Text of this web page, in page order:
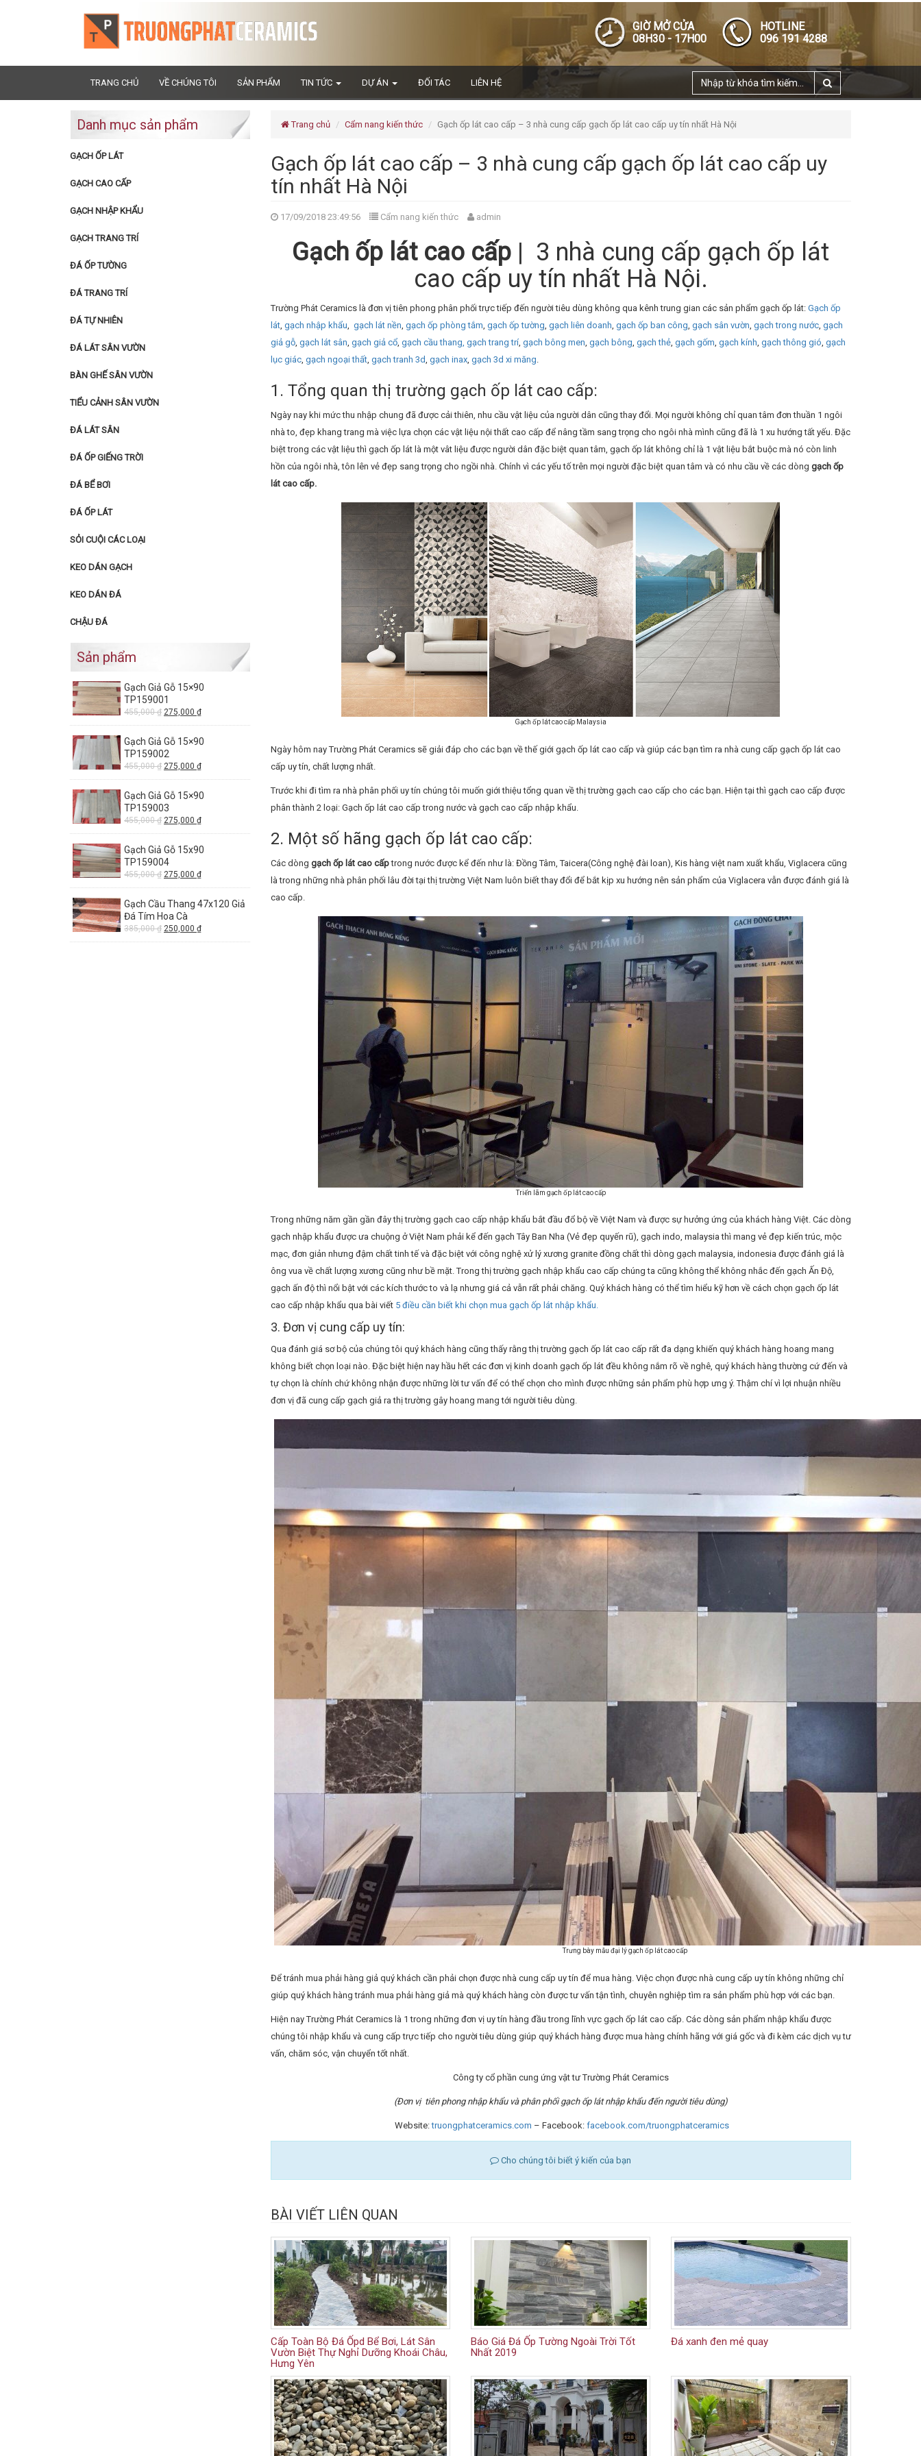
GIỜ MỞ CỬA
08H30 - 17H00
HOTLINE
096 191 4288
TRANG CHỦ VỀ CHÚNG TÔI SẢN PHẨM TIN TỨC DỰ ÁN ĐỐI TÁC LIÊN HỆ
Trang chủ Cẩm nang kiến thức Gạch ốp lát cao cấp – 3 nhà cung cấp gạch ốp lát cao cấp uy tín nhất Hà Nội
Gạch ốp lát cao cấp – 3 nhà cung cấp gạch ốp lát cao cấp uy
tín nhất Hà Nội
17/09/2018 23:49:56 Cẩm nang kiến thức admin
Gạch ốp lát cao cấp | 3 nhà cung cấp gạch ốp lát
cao cấp uy tín nhất Hà Nội.
Trường Phát Ceramics là đơn vị tiên phong phân phối trực tiếp đến người tiêu dùng không qua kênh trung gian các sản phẩm gạch ốp lát: Gạch ốp
lát, gạch nhập khẩu, gạch lát nền, gạch ốp phòng tắm, gạch ốp tường, gạch liên doanh, gạch ốp ban công, gạch sân vườn, gạch trong nước, gạch
giả gỗ, gạch lát sân, gạch giả cổ, gạch cầu thang, gạch trang trí, gạch bông men, gạch bông, gạch thẻ, gạch gốm, gạch kính, gạch thông gió, gạch
lục giác, gạch ngoại thất, gạch tranh 3d, gạch inax, gạch 3d xi măng.
1. Tổng quan thị trường gạch ốp lát cao cấp:
Ngày nay khi mức thu nhập chung đã được cải thiên, nhu cầu vật liệu của người dân cũng thay đổi. Mọi người không chỉ quan tâm đơn thuần 1 ngôi
nhà to, đẹp khang trang mà việc lựa chọn các vật liệu nội thất cao cấp để nâng tầm sang trọng cho ngôi nhà mình cũng đã là 1 xu hướng tất yếu. Đặc
biệt trong các vật liệu thì gạch ốp lát là một vât liệu được người dân đặc biệt quan tâm, gạch ốp lát không chỉ là 1 vật liệu bắt buộc mà nó còn linh
hồn của ngôi nhà, tôn lên vẻ đẹp sang trọng cho ngồi nhà. Chính vì các yếu tố trên mọi người đặc biệt quan tâm và có nhu cầu về các dòng gạch ốp
lát cao cấp.
Gạch ốp lát cao cấp Malaysia
Ngày hôm nay Trường Phát Ceramics sẽ giải đáp cho các bạn về thế giới gạch ốp lát cao cấp và giúp các bạn tìm ra nhà cung cấp gạch ốp lát cao
cấp uy tín, chất lượng nhất.
Trước khi đi tìm ra nhà phân phối uy tín chúng tôi muốn giới thiệu tổng quan về thị trường gạch cao cấp cho các bạn. Hiện tại thì gạch cao cấp được
phân thành 2 loại: Gạch ốp lát cao cấp trong nước và gạch cao cấp nhập khẩu.
2. Một số hãng gạch ốp lát cao cấp:
Các dòng gạch ốp lát cao cấptrong nước được kể đến như là: Đồng Tâm, Taicera(Công nghệ đài loan), Kis hàng việt nam xuất khẩu, Viglacera cũng
là trong những nhà phân phối lâu đời tại thị trường Việt Nam luôn biết thay đổi để bắt kịp xu hướng nên sản phẩm của Viglacera vẫn được đánh giá là
cao cấp.
Triển lãm gạch ốp lát cao cấp
Trong những năm gần gần đây thị trường gạch cao cấp nhập khẩu bắt đầu đổ bộ về Việt Nam và được sự hưởng ứng của khách hàng Việt. Các dòng
gạch nhập khẩu được ưa chuộng ở Việt Nam phải kể đến gạch Tây Ban Nha (Vẻ đẹp quyến rũ), gạch indo, malaysia thì mang vẻ đẹp kiến trúc, mộc
mạc, đơn giản nhưng đậm chất tinh tế và đặc biệt với công nghệ xử lý xương granite đồng chất thì dòng gạch malaysia, indonesia được đánh giá là
ông vua về chất lượng xương cũng như bề mặt. Trong thị trường gạch nhập khẩu cao cấp chúng ta cũng không thể không nhắc đến gạch Ấn Độ,
gạch ấn độ thì nổi bật với các kích thước to và lạ nhưng giá cả vẫn rất phải chăng. Quý khách hàng có thể tìm hiểu kỹ hơn về cách chọn gạch ốp lát
cao cấp nhập khẩu qua bài viết 5 điều cần biết khi chọn mua gạch ốp lát nhập khẩu.
3. Đơn vị cung cấp uy tín:
Qua đánh giá sơ bộ của chúng tôi quý khách hàng cũng thấy rằng thị trường gạch ốp lát cao cấp rất đa dạng khiến quý khách hàng hoang mang
không biết chọn loại nào. Đặc biệt hiện nay hầu hết các đơn vị kinh doanh gạch ốp lát đều không nắm rõ về nghê, quý khách hàng thường cứ đến và
tự chọn là chính chứ không nhận được những lời tư vấn để có thể chọn cho mình được những sản phẩm phù hợp ưng ý. Thậm chí vì lợi nhuận nhiều
đơn vị đã cung cấp gạch giả ra thị trường gây hoang mang tới người tiêu dùng.
Trưng bày mẫu đại lý gạch ốp lát cao cấp
Để tránh mua phải hàng giả quý khách cần phải chọn được nhà cung cấp uy tín để mua hàng. Việc chọn được nhà cung cấp uy tín không những chỉ
giúp quý khách hàng tránh mua phải hàng giả mà quý khách hàng còn được tư vấn tận tình, chuyên nghiệp tìm ra sản phẩm phù hợp với các bạn.
Hiện nay Trường Phát Ceramics là 1 trong những đơn vị uy tín hàng đầu trong lĩnh vực gạch ốp lát cao cấp. Các dòng sản phẩm nhập khẩu được
chúng tôi nhập khẩu và cung cấp trực tiếp cho người tiêu dùng giúp quý khách hàng được mua hàng chính hãng với giá gốc và đi kèm các dịch vụ tư
vấn, chăm sóc, vận chuyển tốt nhất.
Công ty cổ phần cung ứng vật tư Trường Phát Ceramics
(Đơn vị tiên phong nhập khẩu và phân phối gạch ốp lát nhập khẩu đến người tiêu dùng)
Website:truongphatceramics.com – Facebook: facebook.com/truongphatceramics
Cho chúng tôi biết ý kiến của bạn
BÀI VIẾT LIÊN QUAN
Cấp Toàn Bộ Đá Ốpd Bể Bơi, Lát Sân
Vườn Biệt Thự Nghỉ Dưỡng Khoái Châu,
Hưng Yên
Báo Giá Đá Ốp Tường Ngoài Trời Tốt
Nhất 2019
Đá xanh đen mẻ quay
Danh mục sản phẩm
GẠCH ỐP LÁT
GẠCH CAO CẤP
GẠCH NHẬP KHẨU
GẠCH TRANG TRÍ
ĐÁ ỐP TƯỜNG
ĐÁ TRANG TRÍ
ĐÁ TỰ NHIÊN
ĐÁ LÁT SÂN VƯỜN
BÀN GHẾ SÂN VƯỜN
TIỂU CẢNH SÂN VƯỜN
ĐÁ LÁT SÂN
ĐÁ ỐP GIẾNG TRỜI
ĐÁ BỂ BƠI
ĐÁ ỐP LÁT
SỎI CUỘI CÁC LOẠI
KEO DÁN GẠCH
KEO DÁN ĐÁ
CHẬU ĐÁ
Sản phẩm
Gạch Giả Gỗ 15×90
TP159001
455,000₫ 275,000 ₫
Gạch Giả Gỗ 15×90
TP159002
455,000₫ 275,000 ₫
Gạch Giả Gỗ 15×90
TP159003
455,000₫ 275,000 ₫
Gạch Giả Gỗ 15x90
TP159004
455,000₫ 275,000 ₫
Gạch Cầu Thang 47x120 Giả
Đá Tím Hoa Cà
385,000₫ 250,000 ₫